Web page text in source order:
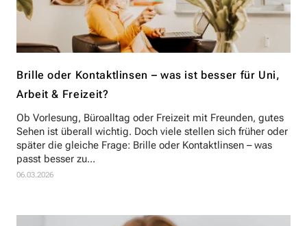
Brille oder Kontaktlinsen – was ist besser für Uni,
Arbeit & Freizeit?
Ob Vorlesung, Büroalltag oder Freizeit mit Freunden, gutes
Sehen ist überall wichtig. Doch viele stellen sich früher oder
später die gleiche Frage: Brille oder Kontaktlinsen – was
passt besser zu...
06.03.2026